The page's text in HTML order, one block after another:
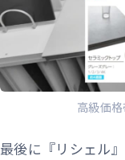
高級価
最後に『リシェル